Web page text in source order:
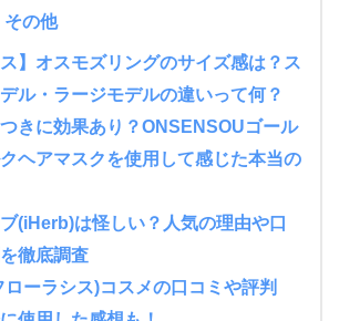
その他
ス】オスモズリングのサイズ感は？ス
ル・ラージモデルの違いって何？
きに効果あり？ONSENSOUゴール
ヘアマスクを使用して感じた本当の
(iHerb)は怪しい？人気の理由や口
徹底調査
ローラシス)コスメの口コミや評判